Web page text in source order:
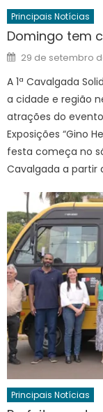
Principais Notícias
Domingo tem
Posted
on
29 de setembro
A 1ª Cavalgada
a cidade e região
atrações do
Exposições “Gino
festa começa no
Cavalgada a partir
Principais Notícias